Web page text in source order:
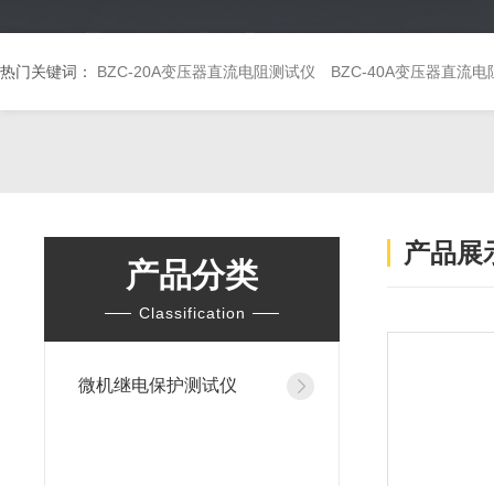
热门关键词： BZC-20A变压器直流电阻测试仪 BZC-40A变压器直流电
产品分类
Classification
微机继电保护测试仪
产品展